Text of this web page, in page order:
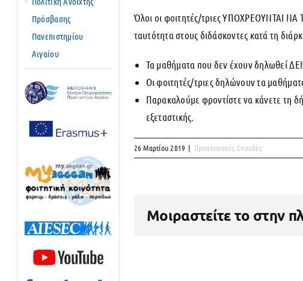
Όλοι οι φοιτητές/τριες ΥΠΟΧΡΕΟΥΝΤΑΙ
ταυτότητα στους διδάσκοντες κατά τη
Τα μαθήματα που δεν έχουν δηλωθεί ΔΕΝ
Οι φοιτητές/τριες δηλώνουν τα
Παρακαλούμε φροντίστε να κάνετε τη
εξεταστικής.
26 Μαρτίου 2019 | Προπτυχιακές Σπουδές
Μοιραστείτε το στην
Πρόσβασης
Πανεπιστημίου
Αιγαίου